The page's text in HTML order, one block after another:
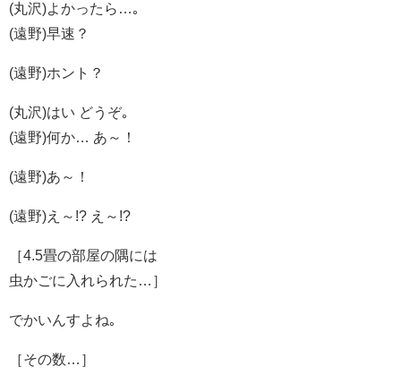
(丸沢)よかったら…｡
(遠野)早速？
(遠野)ホント？
(丸沢)はい どうぞ｡
(遠野)何か… あ～！
(遠野)あ～！
(遠野)え～!? え～!?
［4.5畳の部屋の隅には
虫かごに入れられた…］
でかいんすよね｡
［その数…］